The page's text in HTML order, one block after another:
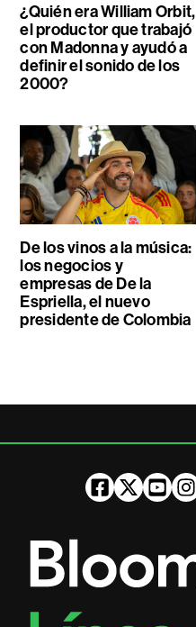
¿Quién era William Orbit,
el productor que trabajó
con Madonna y ayudó a
definir el sonido de los
2000?
De los vinos a la música:
los negocios y
empresas de De la
Espriella, el nuevo
presidente de Colombia